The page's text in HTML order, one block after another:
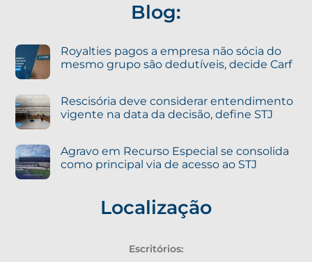
Blog:
Royalties pagos a empresa não sócia do
mesmo grupo são dedutíveis, decide Carf
Rescisória deve considerar entendimento
vigente na data da decisão, define STJ
Agravo em Recurso Especial se consolida
como principal via de acesso ao STJ
Localização
Escritórios: